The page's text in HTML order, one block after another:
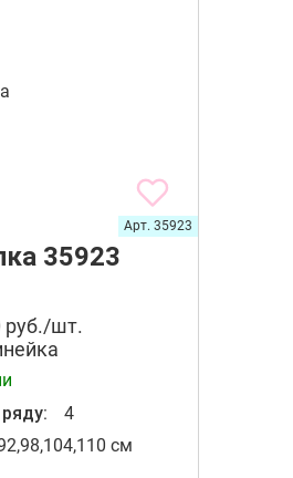
35923
Арт. 35923
руб./шт.
4
см